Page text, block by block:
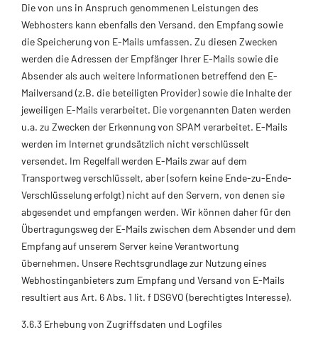
Die von uns in Anspruch genommenen Leistungen des
Webhosters kann ebenfalls den Versand, den Empfang sowie
die Speicherung von E-Mails umfassen. Zu diesen Zwecken
werden die Adressen der Empfänger Ihrer E-Mails sowie die
Absender als auch weitere Informationen betreffend den E-
Mailversand (z.B. die beteiligten Provider) sowie die Inhalte der
jeweiligen E-Mails verarbeitet. Die vorgenannten Daten werden
u.a. zu Zwecken der Erkennung von SPAM verarbeitet. E-Mails
werden im Internet grundsätzlich nicht verschlüsselt
versendet. Im Regelfall werden E-Mails zwar auf dem
Transportweg verschlüsselt, aber (sofern keine Ende-zu-Ende-
Verschlüsselung erfolgt) nicht auf den Servern, von denen sie
abgesendet und empfangen werden. Wir können daher für den
Übertragungsweg der E-Mails zwischen dem Absender und dem
Empfang auf unserem Server keine Verantwortung
übernehmen. Unsere Rechtsgrundlage zur Nutzung eines
Webhostinganbieters zum Empfang und Versand von E-Mails
resultiert aus Art. 6 Abs. 1 lit. f DSGVO (berechtigtes Interesse).
3.6.3 Erhebung von Zugriffsdaten und Logfiles